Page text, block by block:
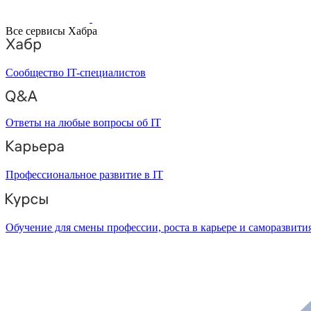
Все сервисы Хабра
Сообщество IT-специалистов
Ответы на любые вопросы об IT
Профессиональное развитие в IT
Обучение для смены профессии, роста в карьере и